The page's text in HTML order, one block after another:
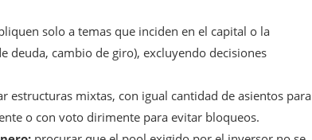
solo a temas que inciden en el capital o la
deuda, cambio de giro), excluyendo decisiones
estructuras mixtas, con igual cantidad de asientos para
o con voto dirimente para evitar bloqueos.